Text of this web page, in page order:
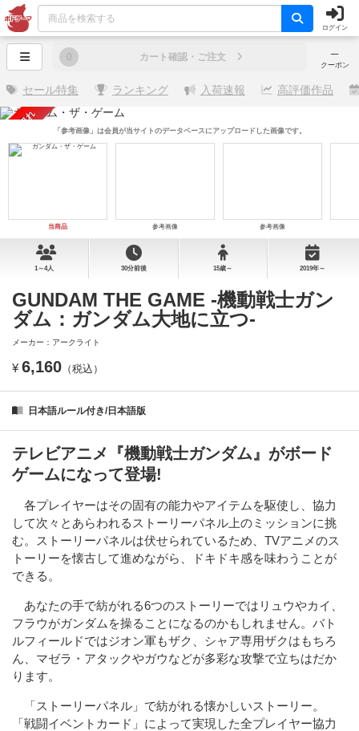
ログイン
─
クーポン
0 カート確認・ご注文
セール特集 ランキング 入荷速報 高評価作品
売り切れ
当商品 参考画像 参考画像
「参考画像」は会員が当サイトのデータベースにアップロードした画像です。
1～4人 30分前後 15歳～ 2019年～
GUNDAM THE GAME -機動戦士ガン
ダム：ガンダム大地に立つ-
メーカー：アークライト
¥ 6,160 （税込）
日本語ルール付き/日本語版
テレビアニメ『機動戦士ガンダム』がボード
ゲームになって登場!
各プレイヤーはその固有の能力やアイテムを駆使し、協力
して次々とあらわれるストーリーパネル上のミッションに挑
む。ストーリーパネルは伏せられているため、TVアニメのス
トーリーを懐古して進めながら、ドキドキ感を味わうことが
できる。
あなたの手で紡がれる6つのストーリーではリュウやカイ、
フラウがガンダムを操ることになるのかもしれません。バト
ルフィールドではジオン軍もザク、シャア専用ザクはもちろ
ん、マゼラ・アタックやガウなどが多彩な攻撃で立ちはだか
ります。
「ストーリーパネル」で紡がれる懐かしいストーリー。
「戦闘イベントカード」によって実現した全プレイヤー協力